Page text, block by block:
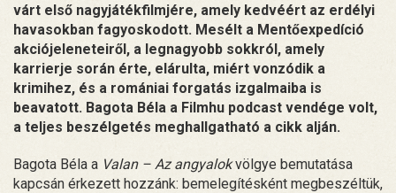
várt első nagyjátékfilmjére, amely kedvéért az erdélyi
havasokban fagyoskodott. Mesélt a Mentőexpedíció
akciójeleneteiről, a legnagyobb sokkról, amely
karrierje során érte, elárulta, miért vonzódik a
krimihez, és a romániai forgatás izgalmaiba is
beavatott. Bagota Béla a Filmhu podcast vendége volt,
a teljes beszélgetés meghallgatható a cikk alján.
Bagota Béla a Valan – Az angyalokvölgye bemutatása
kapcsán érkezett hozzánk: bemelegítésként megbeszéltük,